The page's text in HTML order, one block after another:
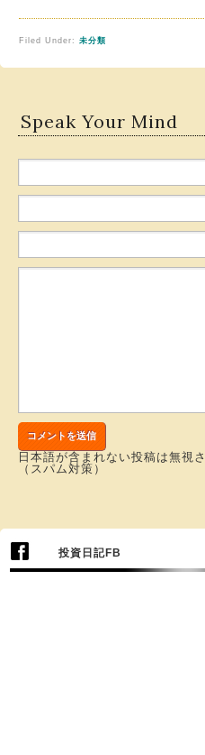
Filed Under: 未分類
Speak Your Mind
日本語が含まれない投稿は無視
（スパム対策）
投資日記FB